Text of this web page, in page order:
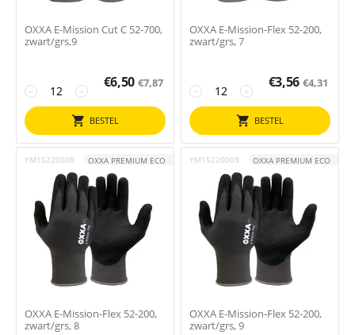
OXXA E-Mission Cut C 52-700,
zwart/grs,9
+
−
€6,50 €7,87
BESTEL
OXXA E-Mission-Flex 52-200,
zwart/grs, 7
+
−
€3,56 €4,31
BESTEL
YM15220008 OXXA PREMIUM ECO
OXXA E-Mission-Flex 52-200,
zwart/grs, 8
YM15220009 OXXA PREMIUM ECO
OXXA E-Mission-Flex 52-200,
zwart/grs, 9